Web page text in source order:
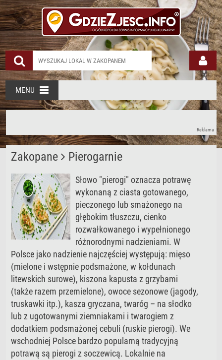
MENU
Reklama
Zakopane Pierogarnie
Słowo "pierogi" oznacza potrawę
wykonaną z ciasta gotowanego,
pieczonego lub smażonego na
głębokim tłuszczu, cienko
rozwałkowanego i wypełnionego
różnorodnymi nadzieniami. W
Polsce jako nadzienie najczęściej występują: mięso
(mielone i wstępnie podsmażone, w kołdunach
litewskich surowe), kiszona kapusta z grzybami
(także razem przemielone), owoce sezonowe (jagody,
truskawki itp.), kasza gryczana, twaróg – na słodko
lub z ugotowanymi ziemniakami i twarogiem z
dodatkiem podsmażonej cebuli (ruskie pierogi). We
wschodniej Polsce bardzo popularną tradycyjną
potrawą są pierogi z soczewicą. Lokalnie na